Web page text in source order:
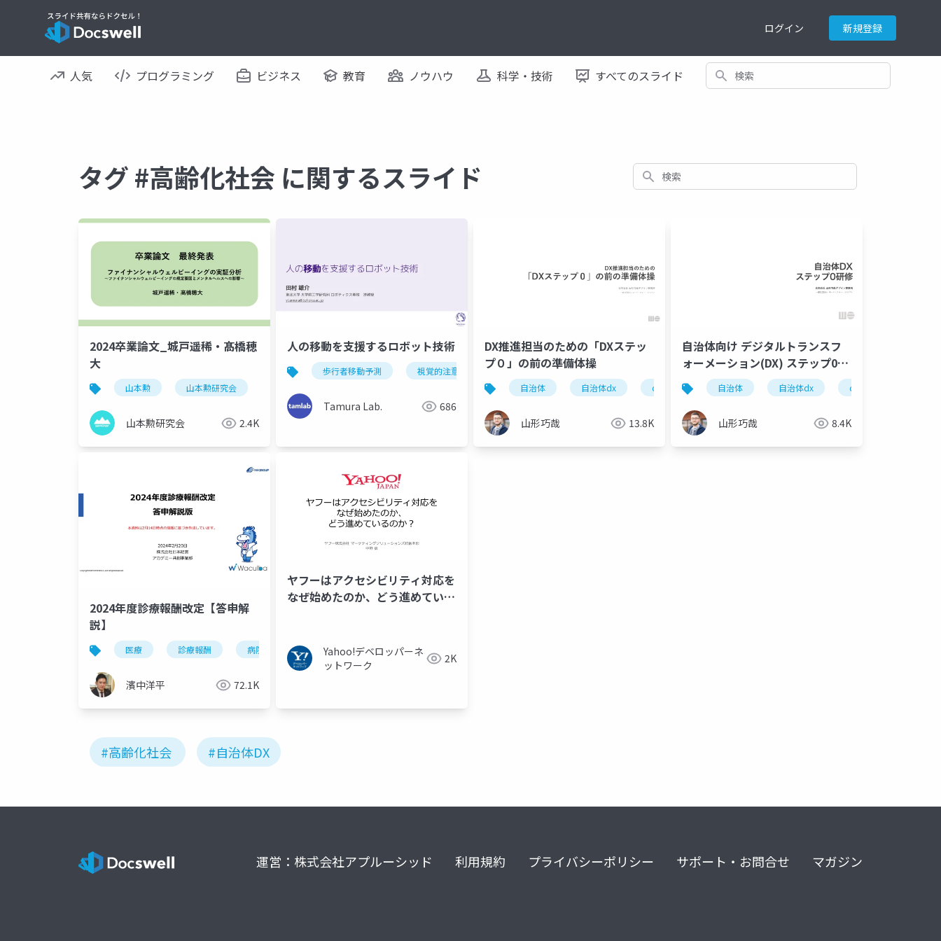
ログイン 新規登録
人気 プログラミング ビジネス 教育 ノウハウ 科学・技術 すべてのスライド 検索
タグ #高齢化社会 に関するスライド 検索
2024卒業論文_城戸遥稀・髙橋穂
大
山本勲 山本勲研究会 ファイナンシャルウェルビーイング メンタルヘルス 資産形成
山本勲研究会 2.4K
人の移動を支援するロボット技術
歩行者移動予測 視覚的注意 歩きスマホ ショッピングカート
Tamura Lab. 686
DX推進担当のための「DXステッ
プ０」の前の準備体操
自治体 自治体dx dx
山形巧哉 13.8K
自治体向け デジタルトランスフ
ォーメーション(DX) ステップ0研
修
自治体 自治体dx dx
山形巧哉 8.4K
2024年度診療報酬改定【答申解
説】
医療 診療報酬 病院
濱中洋平 72.1K
ヤフーはアクセシビリティ対応を
なぜ始めたのか、どう進めている
Yahoo!デベロッパーネ
ットワーク
2K
#高齢化社会 #自治体DX
運営：株式会社アプルーシッド 利用規約 プライバシーポリシー サポート・お問合せ マガジン